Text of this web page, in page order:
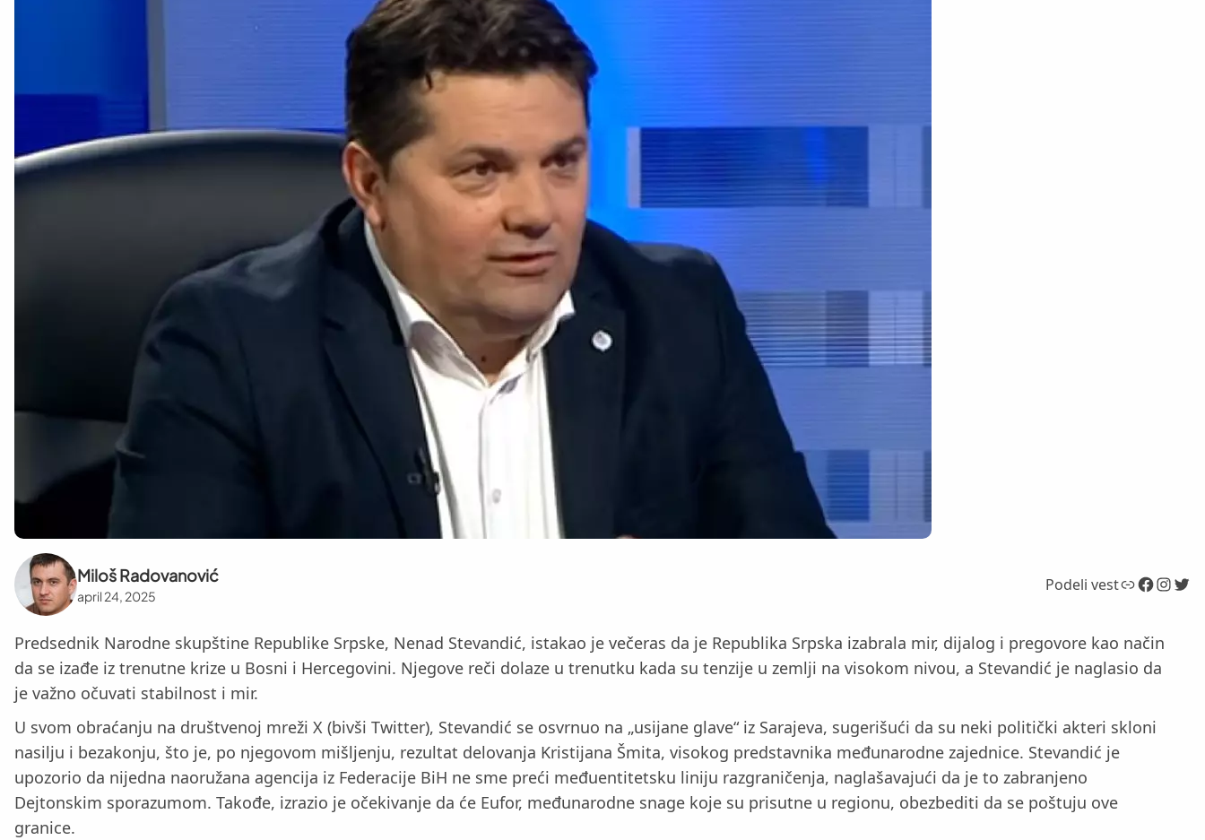
Miloš Radovanović
april 24, 2025
Podeli vestLink Facebook InstagramTwitter
Predsednik Narodne skupštine Republike Srpske, Nenad Stevandić, istakao je večeras da je Republika Srpska izabrala mir, dijalog i pregovore kao način
da se izađe iz trenutne krize u Bosni i Hercegovini. Njegove reči dolaze u trenutku kada su tenzije u zemlji na visokom nivou, a Stevandić je naglasio da
je važno očuvati stabilnost i mir.
U svom obraćanju na društvenoj mreži X (bivši Twitter), Stevandić se osvrnuo na „usijane glave“ iz Sarajeva, sugerišući da su neki politički akteri skloni
nasilju i bezakonju, što je, po njegovom mišljenju, rezultat delovanja Kristijana Šmita, visokog predstavnika međunarodne zajednice. Stevandić je
upozorio da nijedna naoružana agencija iz Federacije BiH ne sme preći međuentitetsku liniju razgraničenja, naglašavajući da je to zabranjeno
Dejtonskim sporazumom. Takođe, izrazio je očekivanje da će Eufor, međunarodne snage koje su prisutne u regionu, obezbediti da se poštuju ove
granice.